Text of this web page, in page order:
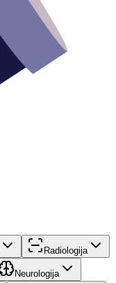
Radiologija
Neurologija